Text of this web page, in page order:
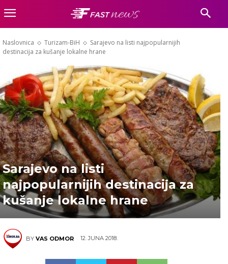
Naslovnica Turizam-BiH
Sarajevo na listi najpopularnijih
destinacija za kušanje lokalne hrane
Sarajevo na listi
najpopularnijih destinacija za
kušanje lokalne hrane
BY VAS ODMOR 12. JUNA 2018.